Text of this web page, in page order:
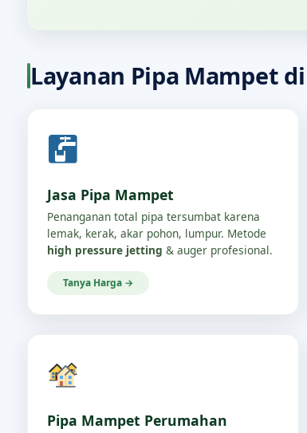
Layanan Pipa Mampet
Jasa Pipa Mampet
Penanganan total pipa tersumbat karena
lemak, kerak, akar pohon, lumpur. Metode
high pressure jetting & auger profesional.
Tanya Harga →
Pipa Mampet Perumahan